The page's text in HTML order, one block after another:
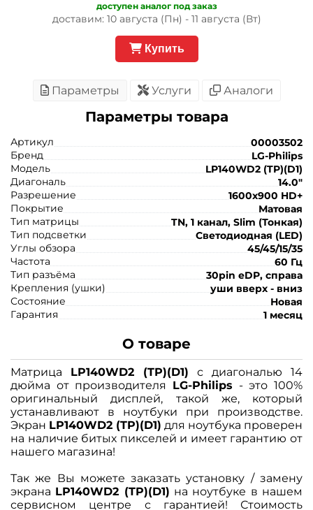
доступен аналог под заказ
доставим: 10 августа (Пн) - 11 августа (Вт)
Купить
Параметры Услуги Аналоги
Параметры товара
Артикул
00003502
Бренд
LG-Philips
Модель
LP140WD2 (TP)(D1)
Диагональ
14.0"
Разрешение
1600x900 HD+
Покрытие
Матовая
Тип матрицы
TN, 1 канал, Slim (Тонкая)
Тип подсветки
Светодиодная (LED)
Углы обзора
45/45/15/35
Частота
60 Гц
Тип разъёма
30pin eDP, справа
Крепления (ушки)
уши вверх - вниз
Состояние
Новая
Гарантия
1 месяц
О товаре
Матрица LP140WD2 (TP)(D1) с диагональю 14
дюйма от производителя LG-Philips - это 100%
оригинальный дисплей, такой же, который
устанавливают в ноутбуки при производстве.
Экран LP140WD2 (TP)(D1) для ноутбука проверен
на наличие битых пикселей и имеет гарантию от
нашего магазина!
Так же Вы можете заказать установку / замену
экрана LP140WD2 (TP)(D1) на ноутбуке в нашем
сервисном центре с гарантией! Стоимость